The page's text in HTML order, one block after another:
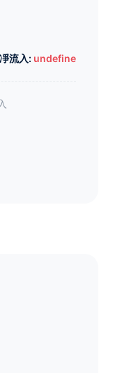
流入: undefined